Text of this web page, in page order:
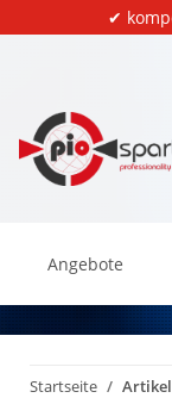
✔
Angebote
Startseite